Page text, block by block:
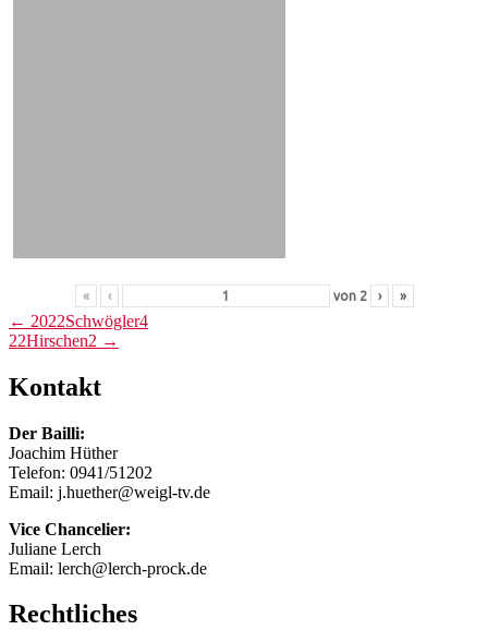
« ‹ von 2 › »
Post
navigation
← 2022Schwögler4
22Hirschen2 →
Kontakt
Der Bailli:
Joachim Hüther
Telefon: 0941/51202
Email: j.huether@weigl-tv.de
Vice Chancelier:
Juliane Lerch
Email: lerch@lerch-prock.de
Rechtliches